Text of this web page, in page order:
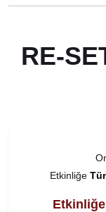
RE-
Etkinliğe